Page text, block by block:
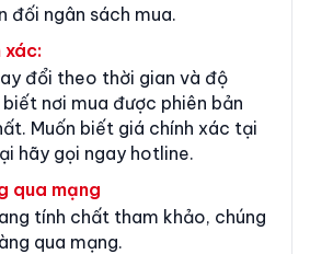
đối ngân sách mua.
xác:
đổi theo thời gian và độ
nơi mua được phiên bản
Muốn biết giá chính xác tại
hãy gọi ngay hotline.
qua mạng
tính chất tham khảo, chúng
qua mạng.